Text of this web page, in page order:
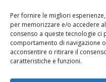
Per fornire le migliori
per memorizzare e/o accedere
consenso a queste tecnologie
comportamento di navigazione
acconsentire o ritirare il
caratteristiche e funzioni.